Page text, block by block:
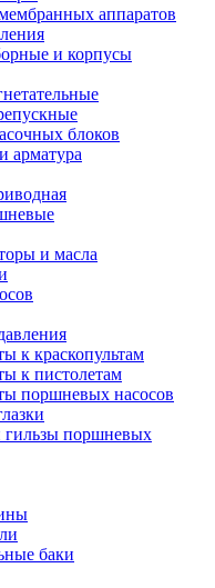
аппаратов
и корпусы
блоков
арматура
и масла
к краскопультам
к пистолетам
поршневых насосов
поршневых
баки